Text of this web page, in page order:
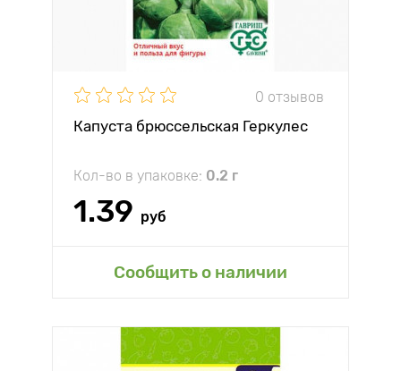
0 отзывов
Капуста брюссельская Геркулес
Кол-во в упаковке: 0.2 г
1.39 руб
Сообщить о наличии